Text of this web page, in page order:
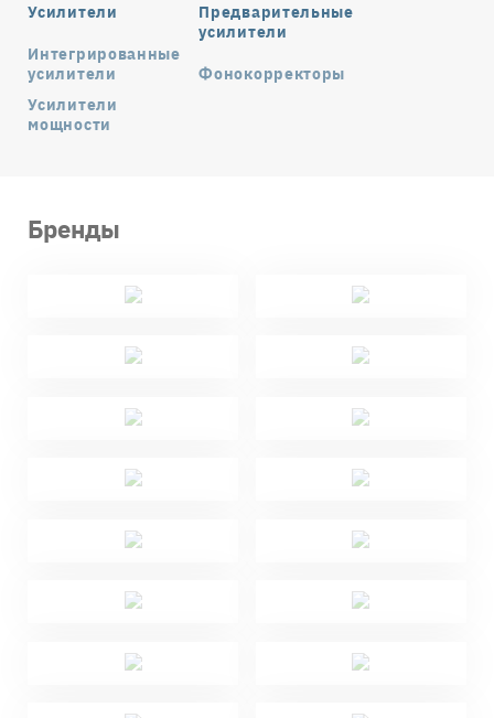
Усилители
Интегрированные
усилители
Усилители
мощности
Предварительные
усилители
Фонокорректоры
Бренды